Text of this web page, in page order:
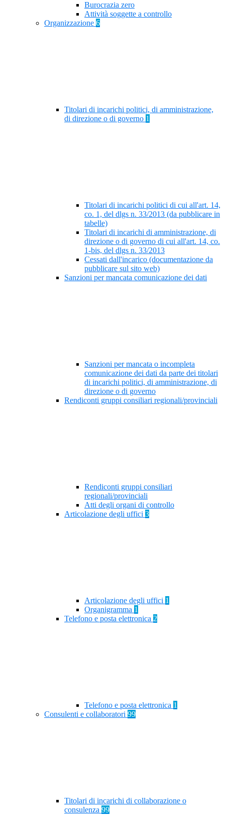
Burocrazia zero
Attività soggette a controllo
Organizzazione 6
Titolari di incarichi politici, di amministrazione,
di direzione o di governo 1
Titolari di incarichi politici di cui all'art. 14,
co. 1, del dlgs n. 33/2013 (da pubblicare in
tabelle)
Titolari di incarichi di amministrazione, di
direzione o di governo di cui all'art. 14, co.
1-bis, del dlgs n. 33/2013
Cessati dall'incarico (documentazione da
pubblicare sul sito web)
Sanzioni per mancata comunicazione dei dati
Sanzioni per mancata o incompleta
comunicazione dei dati da parte dei titolari
di incarichi politici, di amministrazione, di
direzione o di governo
Rendiconti gruppi consiliari regionali/provinciali
Rendiconti gruppi consiliari
regionali/provinciali
Atti degli organi di controllo
Articolazione degli uffici 3
Articolazione degli uffici 1
Organigramma 1
Telefono e posta elettronica 2
Telefono e posta elettronica 1
Consulenti e collaboratori 99
Titolari di incarichi di collaborazione o
consulenza 99